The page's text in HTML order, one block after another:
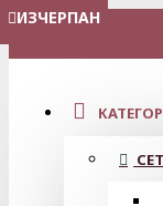
МЕНЮ
ИЗЧЕРПАН
ИЗЧЕРПАН